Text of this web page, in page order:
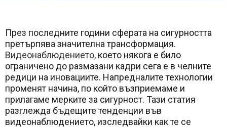
През последните години сферата на сигурността
претърпява значителна трансформация.
Видеонаблюдението, което някога е било
ограничено до размазани кадри сега е в челните
редици на иновациите. Напредналите технологии
променят начина, по който възприемаме и
прилагаме мерките за сигурност. Тази статия
разглежда бъдещите тенденции във
видеонаблюдението, изследвайки как те се